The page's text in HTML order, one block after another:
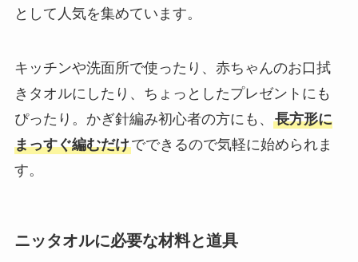
として人気を集めています。
キッチンや洗面所で使ったり、赤ちゃんのお口拭
きタオルにしたり、ちょっとしたプレゼントにも
ぴったり。かぎ針編み初心者の方にも、 長方形に
まっすぐ編むだけでできるので気軽に始められま
す。
ニッタオルに必要な材料と道具